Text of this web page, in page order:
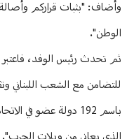
وأضاف: "بثبات قراركم
الوطن".
ثم تحدث رئيس الوفد،
للتضامن مع الشعب اللبناني
باسم 192 دولة عضو